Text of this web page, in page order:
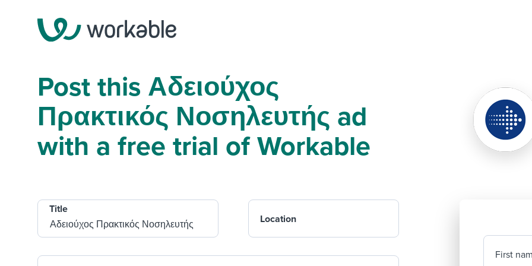
Post this Αδειούχος
Πρακτικός Νοσηλευτής ad
with a free trial of Workable
Title
Location
First